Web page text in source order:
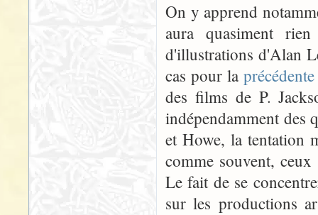
On y apprend
aura quasiment
d'illustrations d'Alan
cas pour la
des films de P.
indépendamment des
et Howe, la tentation
comme souvent,
Le fait de se
sur les productions